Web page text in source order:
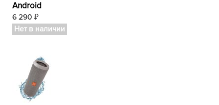
Android
6 290 ₽
Нет в наличии